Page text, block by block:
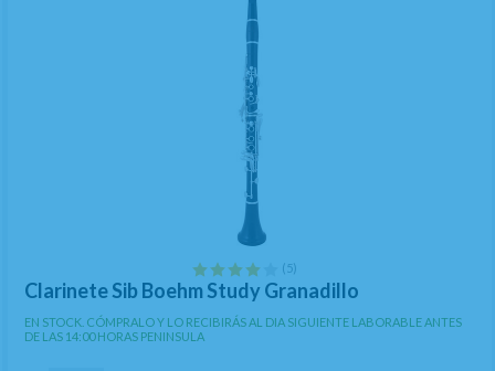
(5)
Clarinete Sib Boehm Study Granadillo
EN STOCK. CÓMPRALO Y LO RECIBIRÁS AL DIA SIGUIENTE LABORABLE ANTES
DE LAS 14:00 HORAS PENINSULA